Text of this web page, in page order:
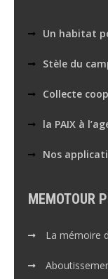
Un habitat
Stèle du
Collecte
la PAIX à
Nos
MEMOTOUR
La mémoire